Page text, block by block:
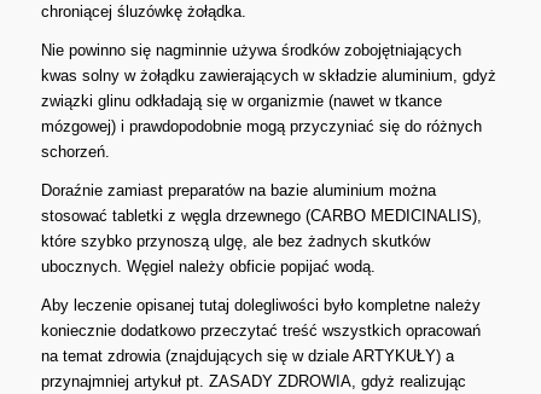
chroniącej śluzówkę żołądka.
Nie powinno się nagminnie używa środków zobojętniających
kwas solny w żołądku zawierających w składzie aluminium, gdyż
związki glinu odkładają się w organizmie (nawet w tkance
mózgowej) i prawdopodobnie mogą przyczyniać się do różnych
schorzeń.
Doraźnie zamiast preparatów na bazie aluminium można
stosować tabletki z węgla drzewnego (CARBO MEDICINALIS),
które szybko przynoszą ulgę, ale bez żadnych skutków
ubocznych. Węgiel należy obficie popijać wodą.
Aby leczenie opisanej tutaj dolegliwości było kompletne należy
koniecznie dodatkowo przeczytać treść wszystkich opracowań
na temat zdrowia (znajdujących się w dziale ARTYKUŁY) a
przynajmniej artykuł pt. ZASADY ZDROWIA, gdyż realizując